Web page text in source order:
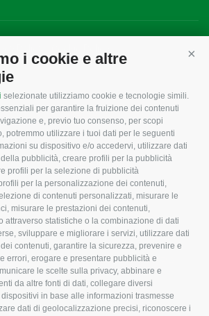
i cookie e altre
selezionate utilizziamo cookie e tecnologie simili.
per garantire la fruizione dei contenuti
e, previo tuo consenso, per scopi
potremmo utilizzare i tuoi dati per le seguenti
su dispositivo e/o accedervi, utilizzare dati
pubblicità, creare profili per la pubblicità
profili per la selezione di pubblicità
per la personalizzazione dei contenuti,
di contenuti personalizzati, misurare le
misurare le prestazioni dei contenuti,
attraverso statistiche o la combinazione di dati
sviluppare e migliorare i servizi, utilizzare dati
contenuti, garantire la sicurezza, prevenire e
errori, erogare e presentare pubblicità e
le scelte sulla privacy, abbinare e
da altre fonti di dati, collegare diversi
in base alle informazioni trasmesse
dati di geolocalizzazione precisi, riconoscere i
e
CONFAGRICOLTURA
INFORMA
Tecnico
Fiscale
Lavoro
Ambiente
Associazione
CONFAGRICOLTURA
ATTIVA
Notizie in evidenza